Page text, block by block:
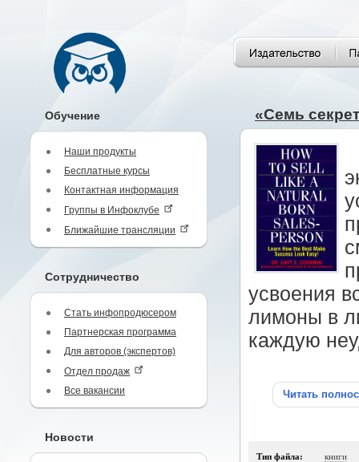
Обучение
Наши продукты
Бесплатные курсы
Контактная информация
Группы в Инфоклубе
Ближайшие трансляции
Сотрудничество
Стать инфопродюсером
Партнерская программа
Для авторов (экспертов)
Отдел продаж
Все вакансии
Новости
«Семь
усвоения
лимоны в
каждую
Читать
Тип файла: книги